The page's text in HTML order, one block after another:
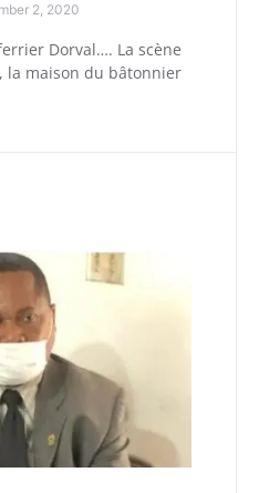
2, 2020
Dorval…. La scène
la maison du bâtonnier